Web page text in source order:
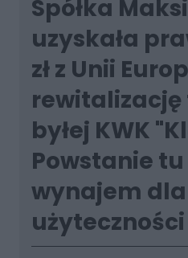
Spółka
uzyskała
zł z Unii
rewitalizację
byłej KWK
Powstanie
wynajem dla